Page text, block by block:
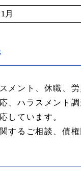
月
メント、休職、
、ハラスメント
しています。
するご相談、債